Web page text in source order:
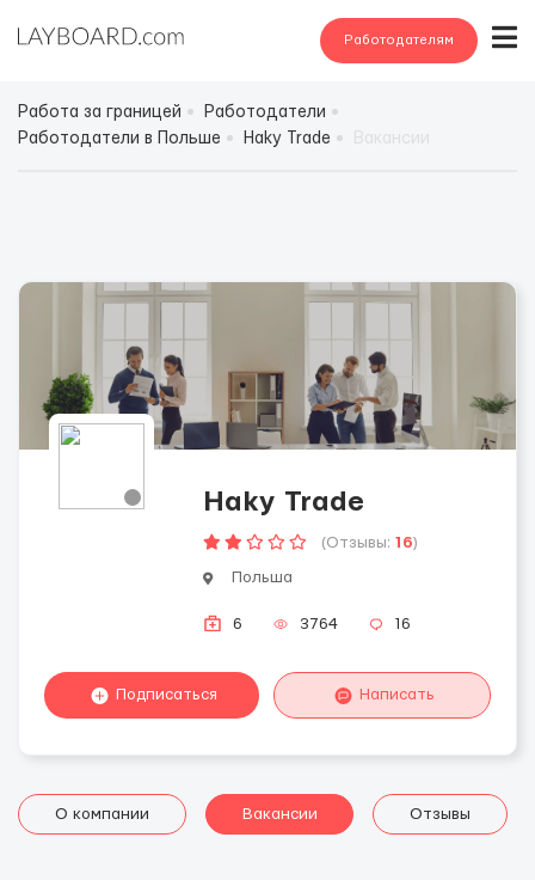
Работодателям
Работа за границей
Работодатели
Работодатели в Польше
Haky Trade
Haky Trade
(Отзывы: 16)
Польша
6 3764 16
Подписаться Написать
О компании Вакансии Отзывы